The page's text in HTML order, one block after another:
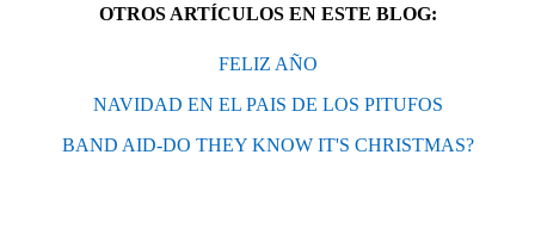
OTROS ARTÍCULOS EN ESTE BLOG:
FELIZ AÑO
NAVIDAD EN EL PAIS DE LOS PITUFOS
BAND AID-DO THEY KNOW IT'S CHRISTMAS?